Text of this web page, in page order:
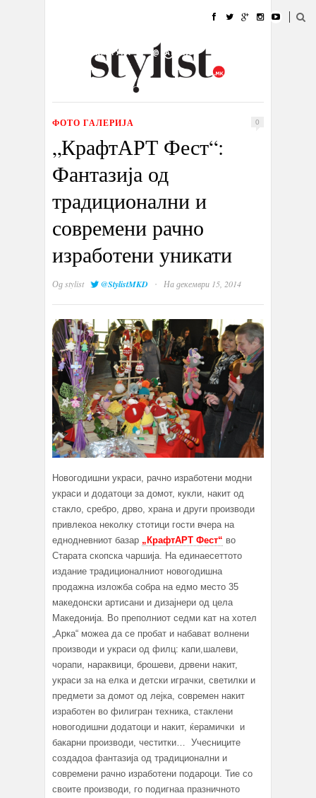
УБАВИНА
КУЛТУРА @РАБОТА
ИЗЛОГ
ФОТО ГАЛЕРИЈА 0
„КрафтАРТ Фест“:
Фантазија од
традиционални и
современи рачно
изработени уникати
Одstylist @StylistMKD · На декември 15, 2014
Новогодишни украси, рачно изработени модни
украси и додатоци за домот, кукли, накит од
стакло, сребро, дрво, храна и други производи
привлекоа неколку стотици гости вчера на
еднодневниот базар „КрафтАРТ Фест“ во
Старата скопска чаршија. На единаесеттото
издание традиционалниот новогодишна
продажна изложба собра на едмо место 35
македонски артисани и дизајнери од цела
Македонија. Во преполниот седми кат на хотел
„Арка“ можеа да се пробат и набават волнени
производи и украси од филц: капи,шалеви,
чорапи, нараквици, брошеви, дрвени накит,
украси за на елка и детски играчки, светилки и
предмети за домот од лејка, современ накит
изработен во филигран техника, стаклени
новогодишни додатоци и накит, ќерамички и
бакарни производи, честитки… Учесниците
создадоа фантазија од традиционални и
современи рачно изработени подароци. Тие со
своите производи, го подигнаа празничното